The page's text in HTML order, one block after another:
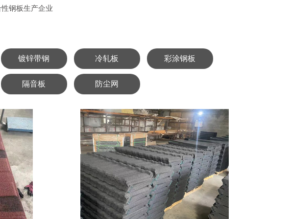
钢板生产企业
镀锌带钢 冷轧板 彩涂钢板
隔音板 防尘网